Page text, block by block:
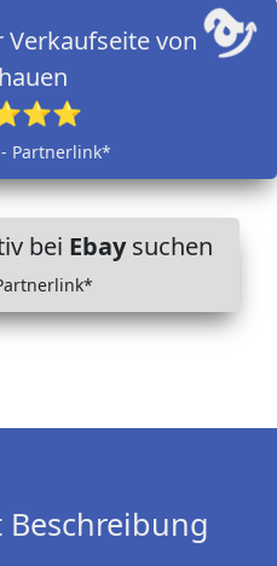
von
Partnerlink*
bei Ebaysuchen